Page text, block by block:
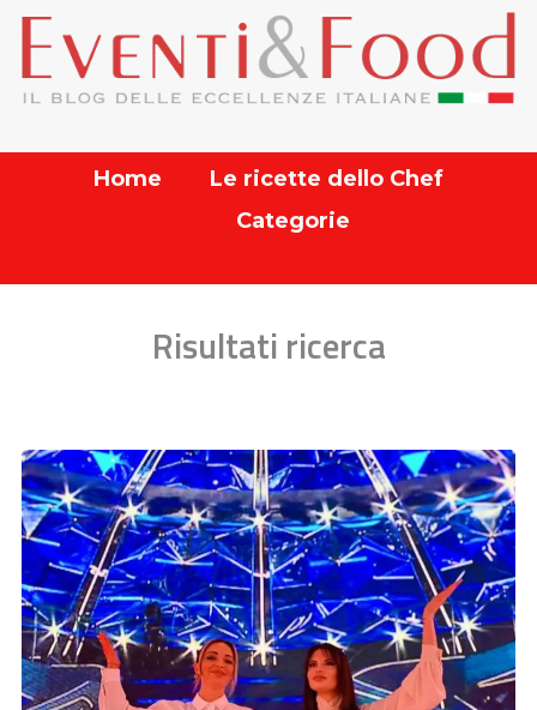
Home
Le ricette dello Chef
Categorie
Risultati ricerca